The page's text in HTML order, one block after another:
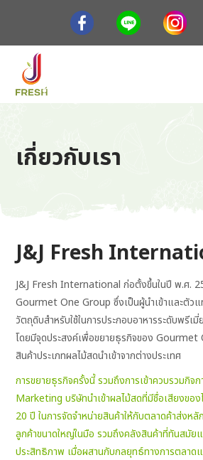
เกี่ยวกับเรา
J&J Fresh
J&J Fresh International ก่อตั้งขึ้นในปี พ.ศ.
Gourmet One Group ซึ่งเป็นผู้นำเข้าและตัว
วัตถุดิบสำหรับใช้ในการประกอบอาหารระดับพรีเ
โดยมีจุดประสงค์เพื่อขยายธุรกิจของ Gourmet
สินค้าประเภทผลไม้สดนำเข้าจากต่างประเทศ
การขยายธุรกิจครั้งนี้ รวมถึงการเข้าควบรวมกิจ
Marketing บริษัทนำเข้าผลไม้สดที่มีชื่อเสียงขอ
20 ปี ในการจัดจำหน่ายสินค้าให้กับตลาดค้าส่งห
ลูกค้าขนาดใหญ่ในมือ รวมถึงคลังสินค้าที่ทันสมัย
ประสิทธิภาพ เมื่อผสานกับกลยุทธ์ทางการตลาด